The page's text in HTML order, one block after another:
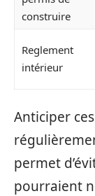
construire
Reglement
intérieur
Anticiper
permet
pourraient